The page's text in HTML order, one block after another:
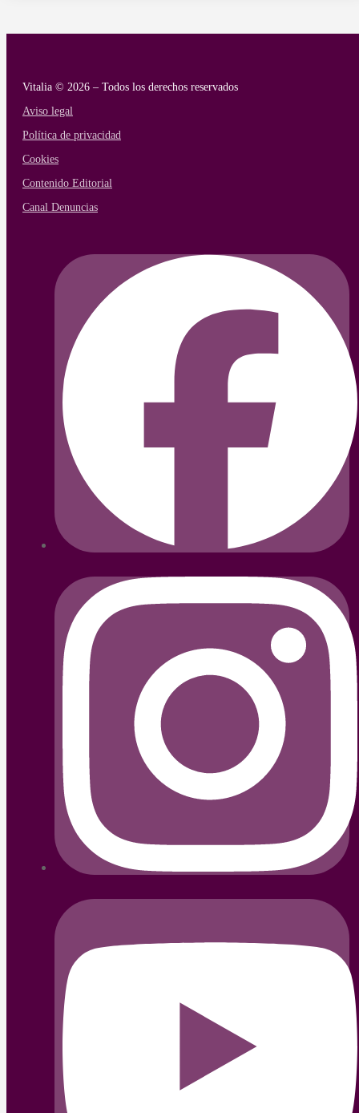
Vitalia © 2026 – Todos los derechos reservados
Aviso legal
Política de privacidad
Cookies
Contenido Editorial
Canal Denuncias